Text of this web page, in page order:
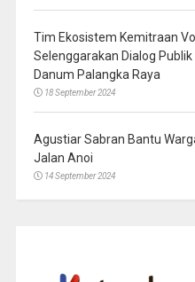
Tim Ekosistem Kemitraan
Selenggarakan Dialog
Danum Palangka Raya
18 September 2024
Agustiar Sabran Bantu
Jalan Anoi
14 September 2024